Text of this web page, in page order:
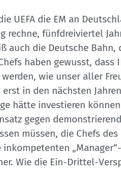
UEFA die EM an
rechne, fünfdreiviertel
auch die Deutsche
haben gewusst,
werden, wie unser aller
in den nächsten
hätte investieren
gegen
müssen, die Chefs
Wie die Ein-Drittel-